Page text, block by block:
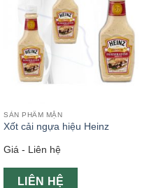
SẢN PHẨM MẶN
Xốt cải ngựa hiệu Heinz
Giá - Liên hệ
LIÊN HỆ